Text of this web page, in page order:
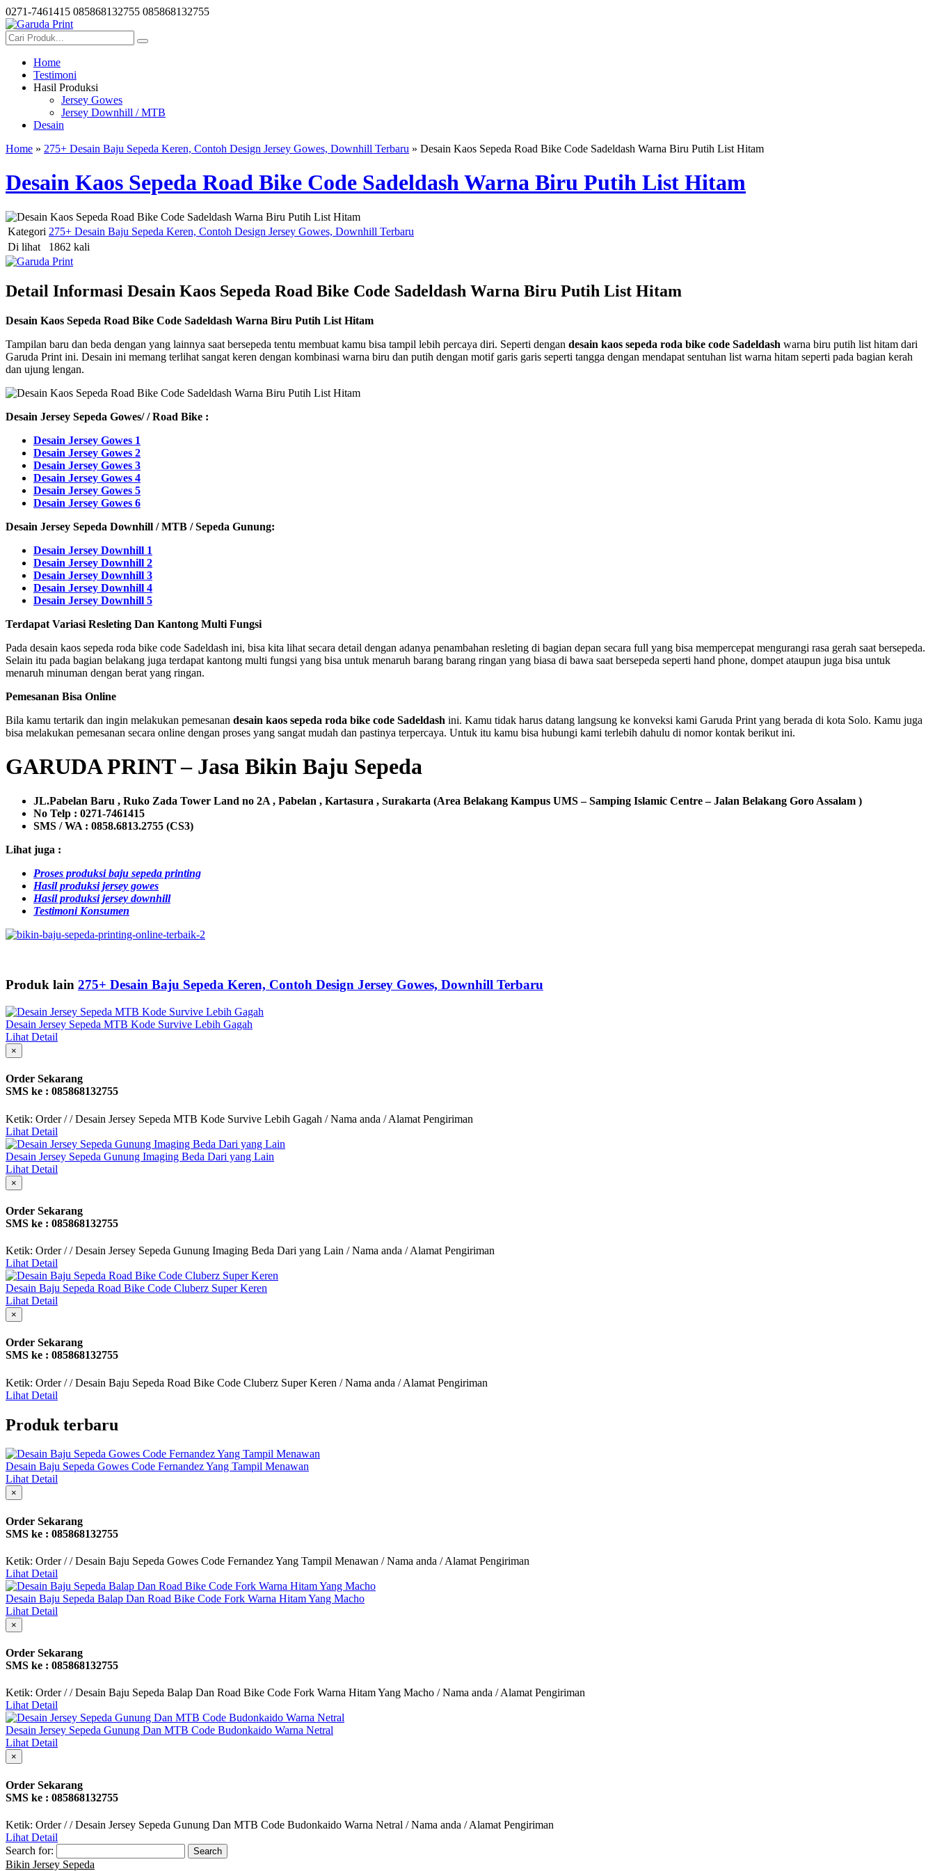
0271-7461415 085868132755 085868132755
Home
Testimoni
Hasil Produksi
Jersey Gowes
Jersey Downhill / MTB
Desain
Home » 275+ Desain Baju Sepeda Keren, Contoh Design Jersey Gowes, Downhill Terbaru » Desain Kaos Sepeda Road Bike Code Sadeldash Warna Biru Putih List Hitam
Desain Kaos Sepeda Road Bike Code Sadeldash Warna Biru Putih List Hitam
Kategori 275+ Desain Baju Sepeda Keren, Contoh Design Jersey Gowes, Downhill Terbaru
Di lihat
1862 kali
Detail Informasi Desain Kaos Sepeda Road Bike Code Sadeldash Warna Biru Putih List Hitam
Desain Kaos Sepeda Road Bike Code Sadeldash Warna Biru Putih List Hitam
Tampilan baru dan beda dengan yang lainnya saat bersepeda tentu membuat kamu bisa tampil lebih percaya diri. Seperti dengan desain kaos sepeda roda bike code Sadeldash warna biru putih list hitam dari
Garuda Print ini. Desain ini memang terlihat sangat keren dengan kombinasi warna biru dan putih dengan motif garis garis seperti tangga dengan mendapat sentuhan list warna hitam seperti pada bagian kerah
dan ujung lengan.
Desain Jersey Sepeda Gowes/ / Road Bike :
Desain Jersey Gowes 1
Desain Jersey Gowes 2
Desain Jersey Gowes 3
Desain Jersey Gowes 4
Desain Jersey Gowes 5
Desain Jersey Gowes 6
Desain Jersey Sepeda Downhill / MTB / Sepeda Gunung:
Desain Jersey Downhill 1
Desain Jersey Downhill 2
Desain Jersey Downhill 3
Desain Jersey Downhill 4
Desain Jersey Downhill 5
Terdapat Variasi Resleting Dan Kantong Multi Fungsi
Pada desain kaos sepeda roda bike code Sadeldash ini, bisa kita lihat secara detail dengan adanya penambahan resleting di bagian depan secara full yang bisa mempercepat mengurangi rasa gerah saat bersepeda.
Selain itu pada bagian belakang juga terdapat kantong multi fungsi yang bisa untuk menaruh barang barang ringan yang biasa di bawa saat bersepeda seperti hand phone, dompet ataupun juga bisa untuk
menaruh minuman dengan berat yang ringan.
Pemesanan Bisa Online
Bila kamu tertarik dan ingin melakukan pemesanan desain kaos sepeda roda bike code Sadeldash ini. Kamu tidak harus datang langsung ke konveksi kami Garuda Print yang berada di kota Solo. Kamu juga
bisa melakukan pemesanan secara online dengan proses yang sangat mudah dan pastinya terpercaya. Untuk itu kamu bisa hubungi kami terlebih dahulu di nomor kontak berikut ini.
GARUDA PRINT – Jasa Bikin Baju Sepeda
JL.Pabelan Baru , Ruko Zada Tower Land no 2A , Pabelan , Kartasura , Surakarta (Area Belakang Kampus UMS – Samping Islamic Centre – Jalan Belakang Goro Assalam )
No Telp : 0271-7461415
SMS / WA : 0858.6813.2755 (CS3)
Lihat juga :
Proses produksi baju sepeda printing
Hasil produksi jersey gowes
Hasil produksi jersey downhill
Testimoni Konsumen
Produk lain 275+ Desain Baju Sepeda Keren, Contoh Design Jersey Gowes, Downhill Terbaru
Desain Jersey Sepeda MTB Kode Survive Lebih Gagah
Lihat Detail
×
Order Sekarang
SMS ke : 085868132755
Ketik: Order / / Desain Jersey Sepeda MTB Kode Survive Lebih Gagah / Nama anda / Alamat Pengiriman
Lihat Detail
Desain Jersey Sepeda Gunung Imaging Beda Dari yang Lain
Lihat Detail
×
Order Sekarang
SMS ke : 085868132755
Ketik: Order / / Desain Jersey Sepeda Gunung Imaging Beda Dari yang Lain / Nama anda / Alamat Pengiriman
Lihat Detail
Desain Baju Sepeda Road Bike Code Cluberz Super Keren
Lihat Detail
×
Order Sekarang
SMS ke : 085868132755
Ketik: Order / / Desain Baju Sepeda Road Bike Code Cluberz Super Keren / Nama anda / Alamat Pengiriman
Lihat Detail
Produk terbaru
Desain Baju Sepeda Gowes Code Fernandez Yang Tampil Menawan
Lihat Detail
×
Order Sekarang
SMS ke : 085868132755
Ketik: Order / / Desain Baju Sepeda Gowes Code Fernandez Yang Tampil Menawan / Nama anda / Alamat Pengiriman
Lihat Detail
Desain Baju Sepeda Balap Dan Road Bike Code Fork Warna Hitam Yang Macho
Lihat Detail
×
Order Sekarang
SMS ke : 085868132755
Ketik: Order / / Desain Baju Sepeda Balap Dan Road Bike Code Fork Warna Hitam Yang Macho / Nama anda / Alamat Pengiriman
Lihat Detail
Desain Jersey Sepeda Gunung Dan MTB Code Budonkaido Warna Netral
Lihat Detail
×
Order Sekarang
SMS ke : 085868132755
Ketik: Order / / Desain Jersey Sepeda Gunung Dan MTB Code Budonkaido Warna Netral / Nama anda / Alamat Pengiriman
Lihat Detail
Search for:
Bikin Jersey Sepeda